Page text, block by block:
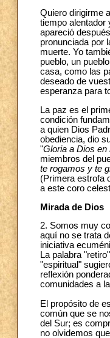
Quiero dirigirme
tiempo alentador
apareció
pronunciada por
muerte. Yo
pueblo, un
casa, como las
deseado de
esperanza para
La paz es el
condición
a quien Dios
obediencia, dio
"Gloria a Dios
miembros del
te rogamos y te
(Primera estrofa
a este coro
Mirada de Dios
2. Somos muy
aquí no se trata
iniciativa
La palabra
"espiritual"
reflexión
comunidades a
El propósito de
común que se
del Sur; es
no olvidemos